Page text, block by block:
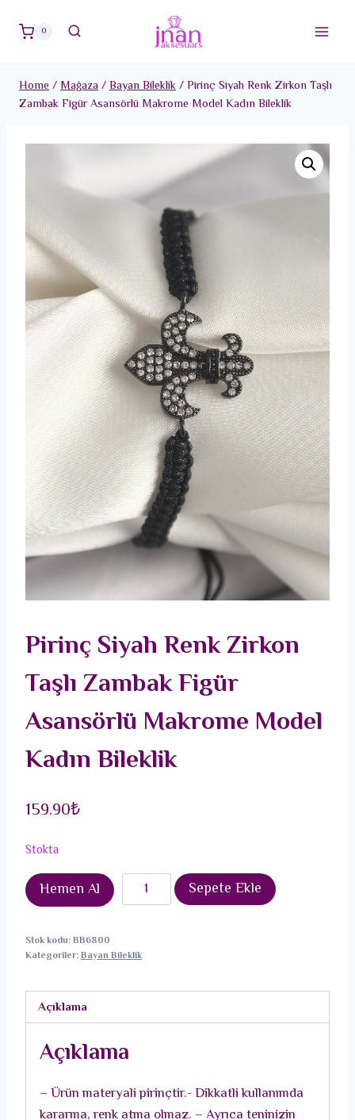
0
Home/Mağaza/Bayan Bileklik/Pirinç Siyah Renk Zirkon Taşlı
Zambak Figür Asansörlü Makrome Model Kadın Bileklik
Pirinç Siyah Renk Zirkon
Taşlı Zambak Figür
Asansörlü Makrome Model
Kadın Bileklik
159.90₺
Stokta
Hemen Al
Pirinç
Siyah
Zirkon
Zambak
Makrome
Kadın
Sepete Ekle
Stok kodu:BB6800
Kategoriler:Bayan Bileklik
Açıklama
Açıklama
– Ürün materyali pirinçtir.- Dikkatli kullanımda
kararma, renk atma olmaz. – Ayrıca teninizin